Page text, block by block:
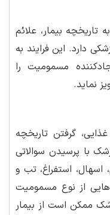
بیمار، علائم
دارد. این فرایند به
مسمومیت را
نماید.
گرفتن تاریخچه
با پرسیدن سوالاتی
اسهال، استفراغ، تب و
هایی از نوع مسمومیت
ممکن است از بیمار